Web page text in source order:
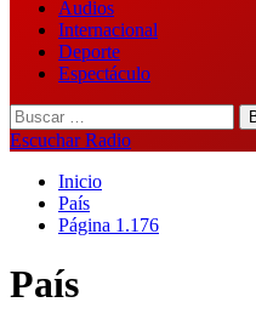
Audios
Internacional
Deporte
Espectáculo
Buscar:
Escuchar Radio
Inicio
País
Página 1.176
País